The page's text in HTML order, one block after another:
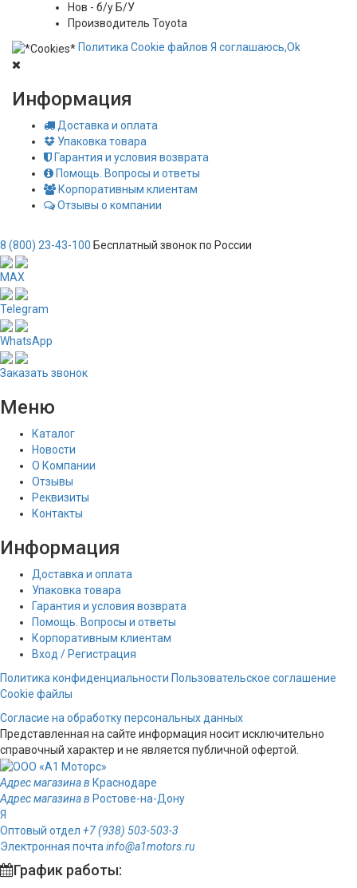
Нов - б/у Б/У
Производитель Toyota
ПолитикаСookie файлов Я соглашаюсь,Ok
Информация
Доставка и оплата
Упаковка товара
Гарантия и условия возврата
Помощь. Вопросы и ответы
Корпоративным клиентам
Отзывы о компании
8 (800) 23-43-100 Бесплатный звонок по России
MAX
Telegram
WhatsApp
Заказать звонок
Меню
Каталог
Новости
О Компании
Отзывы
Реквизиты
Контакты
Информация
Доставка и оплата
Упаковка товара
Гарантия и условия возврата
Помощь. Вопросы и ответы
Корпоративным клиентам
Вход / Регистрация
Политика конфиденциальности Пользовательское соглашение
Cookie файлы
Согласие на обработку персональных данных
Представленная на сайте информация носит исключительно
справочный характер и не является публичной офертой.
Адрес магазина в Краснодаре
Адрес магазина в Ростове-на-Дону
Я
Оптовый отдел +7 (938) 503-503-3
Электронная почта info@a1motors.ru
График работы: